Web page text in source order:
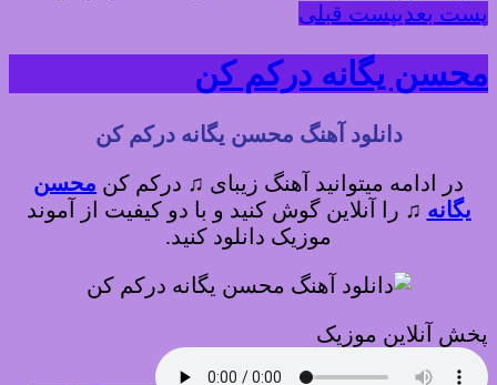
پست بعدیپست قبلی
محسن یگانه درکم کن
دانلود آهنگ محسن یگانه درکم کن
در ادامه میتوانید آهنگ زیبای ♫ درکم کن محسن
یگانه ♫ را آنلاین گوش کنید و با دو کیفیت از آموند
موزیک دانلود کنید.
پخش آنلاین موزیک